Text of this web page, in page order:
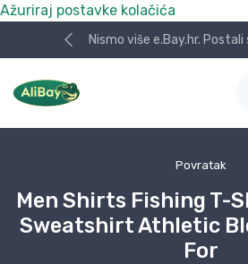
Ažuriraj postavke kolačića
Nismo više e.Bay.hr. Postali
Povratak
Men Shirts Fishing T-
Sweatshirt Athletic
For